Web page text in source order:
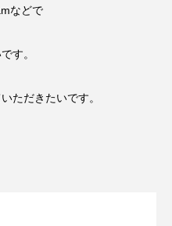
などで
す。
ただきたいです。